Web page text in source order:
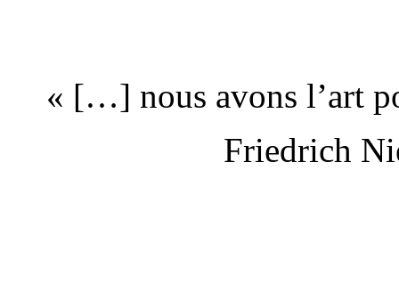
« […] nous avons l’art
Friedrich